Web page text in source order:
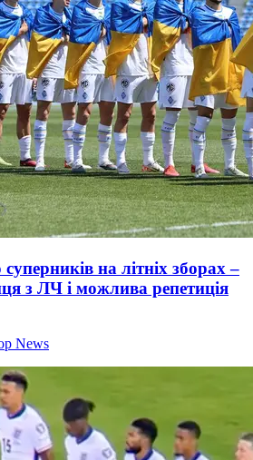
на літніх зборах –
з ЛЧ і можлива репетиція
News